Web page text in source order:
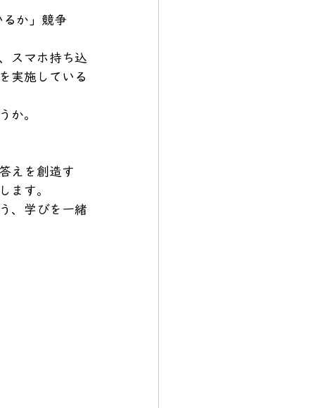
るか」競争
スマホ持ち込
実施している
か。
えを創造す
ます。
、学びを一緒